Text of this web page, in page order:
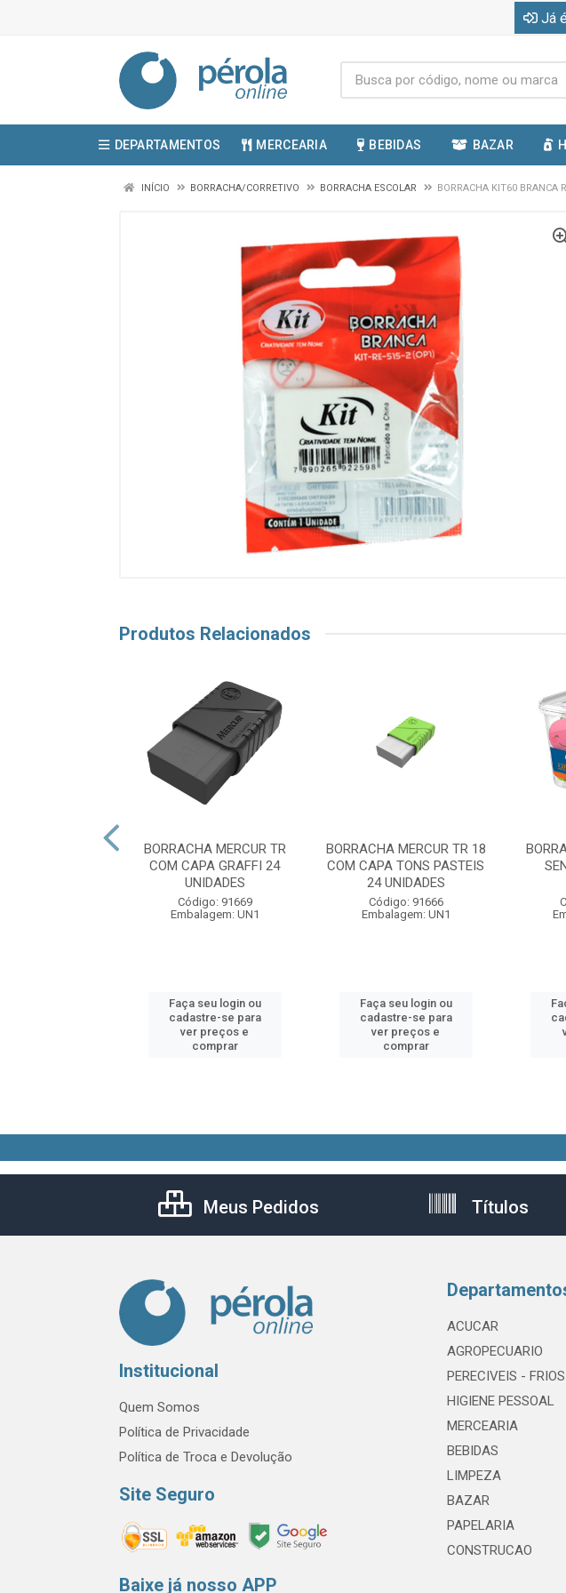
Já
DEPARTAMENTOS MERCEARIA BEBIDAS BAZAR
INÍCIO BORRACHA/CORRETIVO BORRACHA ESCOLAR BORRACHA KIT60 BRANCA
Produtos Relacionados
BORRACHA MERCUR TR
COM CAPA GRAFFI 24
UNIDADES
Código: 91669
Embalagem: UN1
Faça seu login ou
cadastre-se para
ver preços e
comprar
BORRACHA MERCUR TR 18
COM CAPA TONS PASTEIS
24 UNIDADES
Código: 91666
Embalagem: UN1
Faça seu login ou
cadastre-se para
ver preços e
comprar
Meus Pedidos Títulos
Institucional
Quem Somos
Política de Privacidade
Política de Troca e Devolução
Site Seguro
Baixe já nosso APP
ACUCAR
AGROPECUARIO
PERECIVEIS - FRIOS
HIGIENE PESSOAL
MERCEARIA
BEBIDAS
LIMPEZA
BAZAR
PAPELARIA
CONSTRUCAO